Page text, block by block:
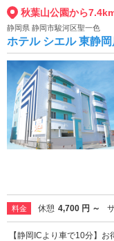
秋葉山公園から
静岡県 静岡市駿河区聖一色
ホテル シエル 東静岡
料金 休憩 4,700 円 ～
【静岡ICより車で10分】